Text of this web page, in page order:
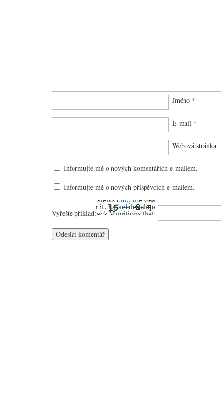
Jméno *
E-mail *
Webová stránka
Informujte mě o nových komentářích e-mailem.
Informujte mě o nových příspěvcích e-mailem.
Vyřešte příklad: